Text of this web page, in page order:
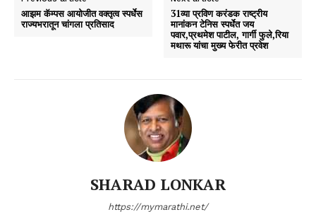
आझम कॅम्पस आयोजीत वक्तृत्व स्पर्धेस
राज्यभरातून चांगला प्रतिसाद
31व्या प्रविण करंडक राष्ट्रीय
मानांकन टेनिस स्पर्धेत जय
पवार,प्रथमेश पाटील, गार्गी फुले,रिया
मथारू यांचा मुख्य फेरीत प्रवेश
SHARAD LONKAR
https://mymarathi.net/